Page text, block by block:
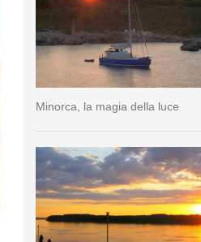
Minorca, la magia della luce